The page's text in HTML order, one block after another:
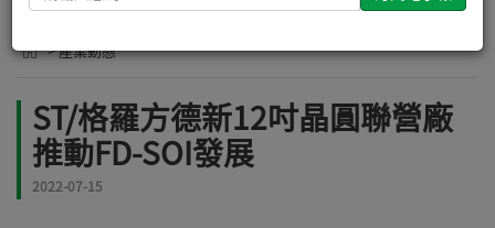
> 產業動態
ST/格羅方德新12吋晶圓聯營廠
推動FD-SOI發展
2022-07-15
輸
您
E-
mail